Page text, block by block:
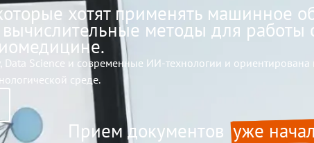
хотят применять машинное
методы для работы
Science и современные ИИ-технологии и ориентирована
среде.
Прием документов уже